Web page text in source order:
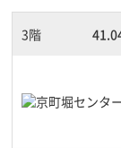
3階